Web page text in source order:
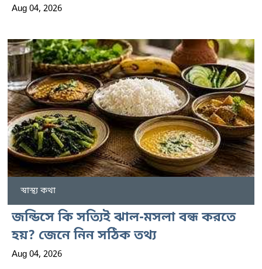
Aug 04, 2026
স্বাস্থ্য কথা
জন্ডিসে কি সত্যিই ঝাল-মসলা বন্ধ করতে
হয়? জেনে নিন সঠিক তথ্য
Aug 04, 2026